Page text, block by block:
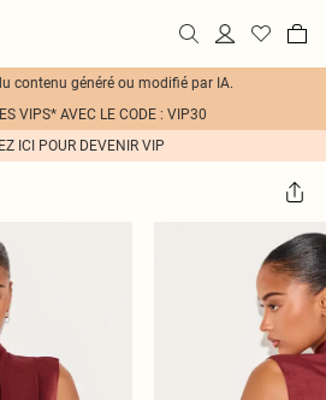
contenu généré ou modifié par IA.
VIPS* AVEC LE CODE : VIP30
ICI POUR DEVENIR VIP